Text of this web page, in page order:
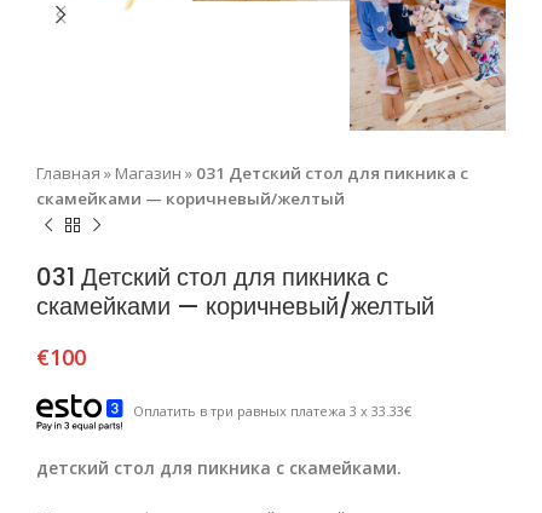
Главная » Магазин » 031 Детский стол для пикника с
скамейками — коричневый/желтый
031 Детский стол для пикника с
скамейками — коричневый/желтый
€100
Оплатить в три равных платежа 3 x 33.33€
детский стол для пикника с скамейками.